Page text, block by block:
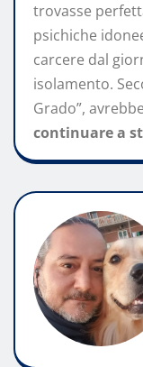
trovasse
psichiche
carcere dal
isolamento.
Grado”,
continuare a